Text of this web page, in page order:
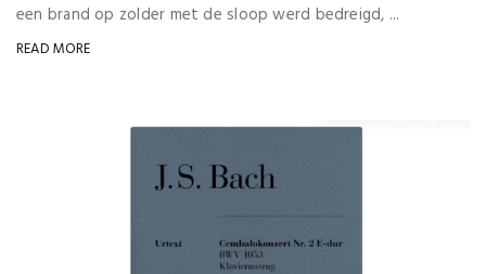
een brand op zolder met de sloop werd bedreigd, ...
READ MORE